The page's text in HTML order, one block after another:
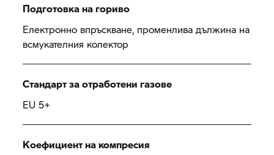
Подготовка на гориво
Електронно впръскване, променлива дължина на
всмукателния колектор
Стандарт за отработени газове
EU 5+
Коефициент на компресия